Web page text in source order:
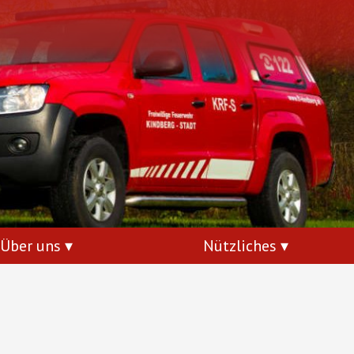
Über uns Nützliches